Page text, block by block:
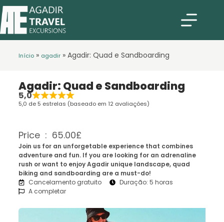
Início» agadir» Agadir: Quad e Sandboarding
Agadir: Quad e Sandboarding
5,0
5,0 de 5 estrelas (baseado em 12 avaliações)
Price : 65.00£
Join us for an unforgetable experience that combines
adventure and fun. If you are looking for an adrenaline
rush or want to enjoy Agadir unique landscape, quad
biking and sandboarding are a must-do!
Cancelamento gratuito
Duração: 5 horas
A completar